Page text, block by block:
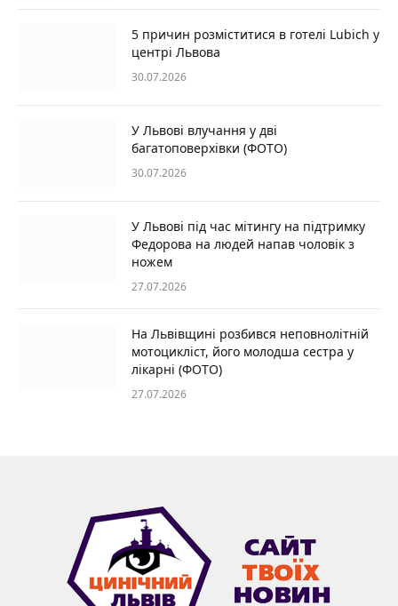
5 причин розміститися в готелі Lubich у
центрі Львова
30.07.2026
У Львові влучання у дві
багатоповерхівки (ФОТО)
30.07.2026
У Львові під час мітингу на підтримку
Федорова на людей напав чоловік з
ножем
27.07.2026
На Львівщині розбився неповнолітній
мотоцикліст, його молодша сестра у
лікарні (ФОТО)
27.07.2026